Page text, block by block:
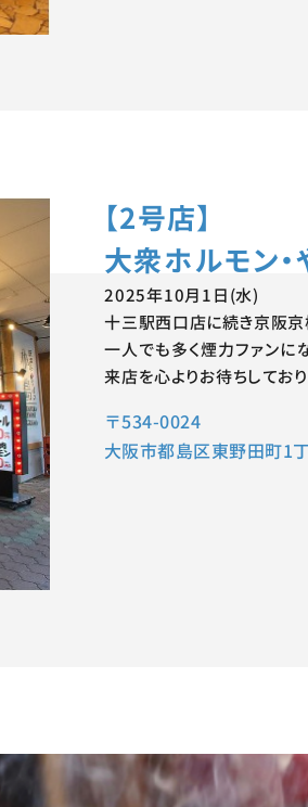
【2号店】
大衆ホルモン
2025年10月1日(水)
十三駅西口店に続き京阪京
一人でも多く煙力ファンに
来店を心よりお待ちしており
〒534-0024
大阪市都島区東野田町1